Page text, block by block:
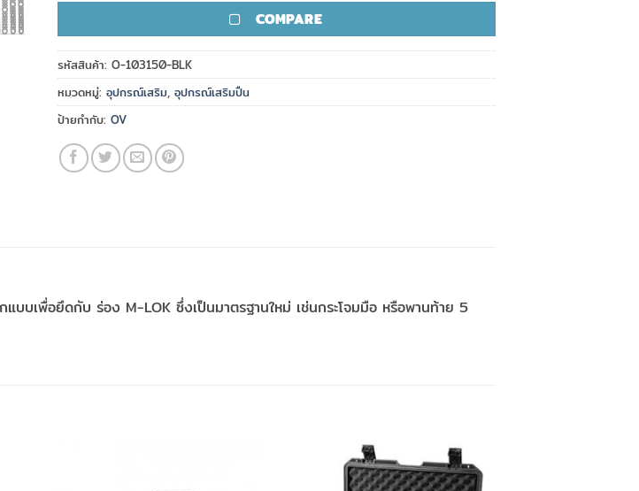
COMPARE
รหัสสินค้า: O-103150-BLK
หมวดหมู่: อุปกรณ์เสริม, อุปกรณ์เสริมปืน
ป้ายกำกับ: OV
บเพื่อยึดกับ ร่อง M-LOK ซึ่งเป็นมาตรฐานใหม่ เช่นกระโจมมือ หรือพานท้าย 5